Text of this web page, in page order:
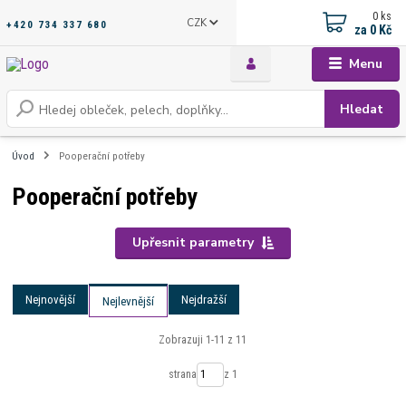
Menu
CZK
Hledat
+420 734 337 680
0 ks
za 0 Kč
Úvod Pooperační potřeby
Pooperační potřeby
Upřesnit parametry
Nejnovější Nejlevnější Nejdražší
Zobrazuji 1-11 z 11
strana z 1